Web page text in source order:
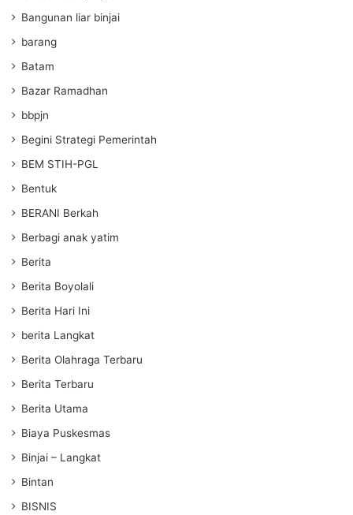
Bangunan liar binjai
barang
Batam
Bazar Ramadhan
bbpjn
Begini Strategi Pemerintah
BEM STIH-PGL
Bentuk
BERANI Berkah
Berbagi anak yatim
Berita
Berita Boyolali
Berita Hari Ini
berita Langkat
Berita Olahraga Terbaru
Berita Terbaru
Berita Utama
Biaya Puskesmas
Binjai – Langkat
Bintan
BISNIS